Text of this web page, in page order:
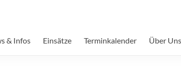
& Infos Einsätze Terminkalender Über Uns